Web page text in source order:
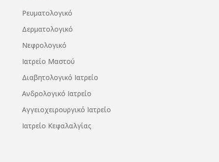
Ρευματολογικό
Δερματολογικό
Νεφρολογικό
Ιατρείο Μαστού
Διαβητολογικό Ιατρείο
Ανδρολογικό Ιατρείο
Αγγειοχειρουργικό Ιατρείο
Ιατρείο Κεφαλαλγίας